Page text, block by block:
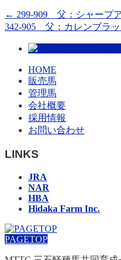
← 299-909 父：シャープ
342-905 父：カレンブラ
HOME
販売馬
管理馬
会社概要
採用情報
お問い合わせ
LINKS
JRA
NAR
HBA
Hidaka Farm Inc.
PAGETOP